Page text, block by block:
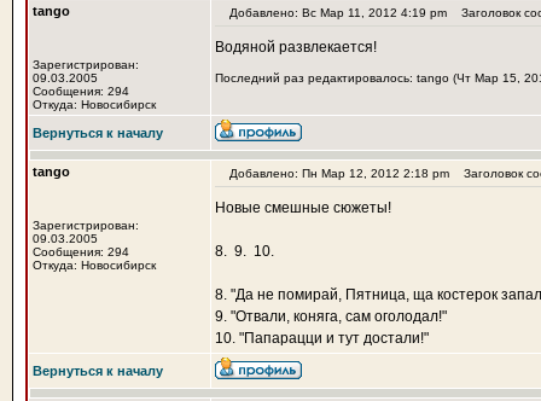
tango
Зарегистрирован:
09.03.2005
Сообщения: 294
Откуда: Новосибирск
Добавлено: Вс Мар 11, 2012 4:19 pm Заголовок
Водяной развлекается!
Последний раз редактировалось: tango (Чт Мар 15,
Вернуться к началу
tango
Зарегистрирован:
09.03.2005
Сообщения: 294
Откуда: Новосибирск
Добавлено: Пн Мар 12, 2012 2:18 pm Заголовок
Новые смешные сюжеты!
8. 9. 10.
8. "Да не помирай, Пятница, ща костерок
9. "Отвали, коняга, сам оголодал!"
10. "Папарацци и тут достали!"
Вернуться к началу